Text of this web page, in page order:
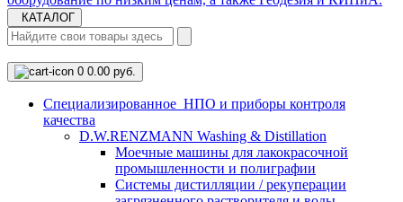
КАТАЛОГ
0 0.00 руб.
Cпециализированное НПО и приборы контроля
качества
D.W.RENZMANN Washing & Distillation
Моечные машины для лакокрасочной
промышленности и полиграфии
Системы дистилляции / рекуперации